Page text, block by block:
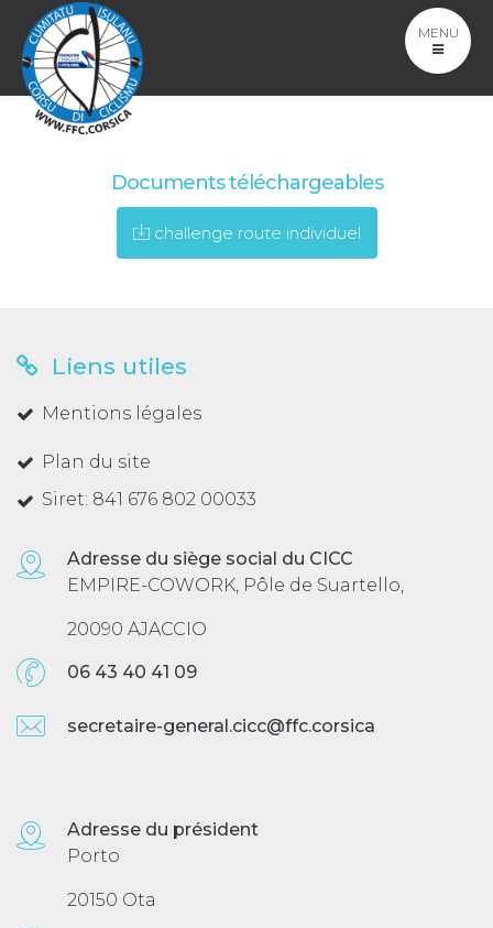
MENU
Documents téléchargeables
challenge route individuel
Liens utiles
Mentions légales
Plan du site
Siret: 841 676 802 00033
Adresse du siège social du CICC
EMPIRE-COWORK, Pôle de Suartello,
20090 AJACCIO
06 43 40 41 09
secretaire-general.cicc@ffc.corsica
Adresse du président
Porto
20150 Ota